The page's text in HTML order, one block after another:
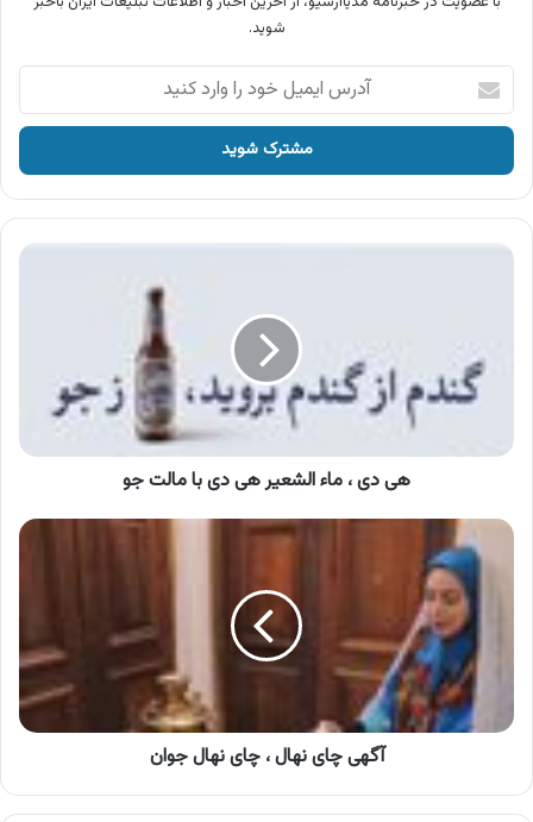
شوید.
آدرس
ایمیل
خود
وارد
کنید
هی
الشعیر
مالت
هی دی ، ماء الشعیر هی دی با مالت جو
آگهی
آگهی چای نهال ، چای نهال جوان